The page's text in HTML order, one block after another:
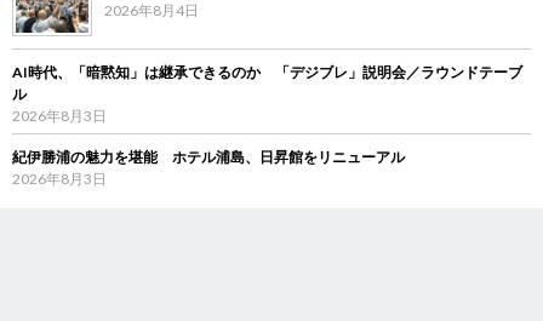
2026年8月4日
AI時代、「暗黙知」は継承できるのか 「デジブレ」説明会／ラウンドテーブ
ル
2026年8月3日
紀伊勝浦の魅力を堪能 ホテル浦島、日昇館をリニューアル
2026年8月3日